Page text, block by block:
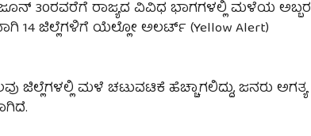
30ರವರೆಗೆ ರಾಜ್ಯದ ವಿವಿಧ ಭಾಗಗಳಲ್ಲಿ ಮಳೆಯ ಅಬ್ಬರ
14 ಜಿಲ್ಲೆಗಳಿಗೆ ಯೆಲ್ಲೋ ಅಲರ್ಟ್ (Yellow Alert)
ಮಳೆ ಚಟುವಟಿಕೆ ಹೆಚ್ಚಾಗಲಿದ್ದು, ಜನರು ಅಗತ್ಯ